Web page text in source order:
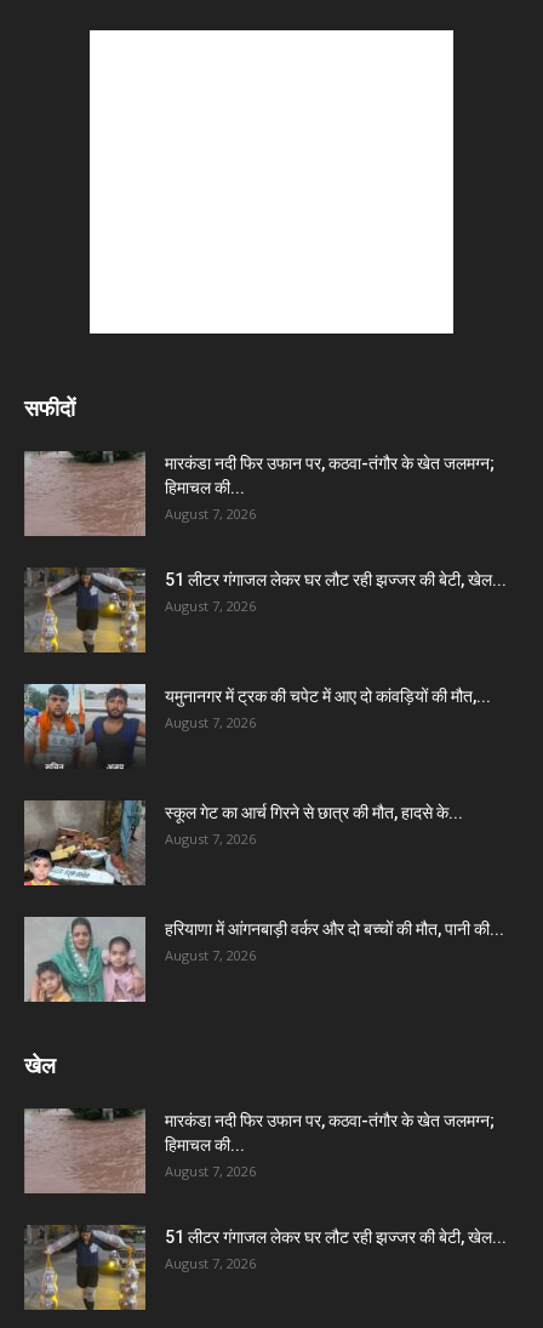
सफीदों
मारकंडा नदी फिर उफान पर, कठवा-तंगौर के खेत जलमग्न;
हिमाचल की...
August 7, 2026
51 लीटर गंगाजल लेकर घर लौट रही झज्जर की बेटी, खेल...
August 7, 2026
यमुनानगर में ट्रक की चपेट में आए दो कांवड़ियों की मौत,...
August 7, 2026
स्कूल गेट का आर्च गिरने से छात्र की मौत, हादसे के...
August 7, 2026
हरियाणा में आंगनबाड़ी वर्कर और दो बच्चों की मौत, पानी की...
August 7, 2026
खेल
मारकंडा नदी फिर उफान पर, कठवा-तंगौर के खेत जलमग्न;
हिमाचल की...
August 7, 2026
51 लीटर गंगाजल लेकर घर लौट रही झज्जर की बेटी, खेल...
August 7, 2026